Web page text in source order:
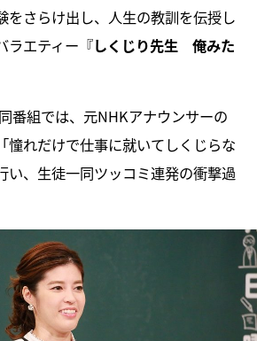
をさらけ出し、人生の教訓を伝授し
ラエティー『しくじり先生 俺みた
番組では、元NHKアナウンサーの
憧れだけで仕事に就いてしくじらな
い、生徒一同ツッコミ連発の衝撃過